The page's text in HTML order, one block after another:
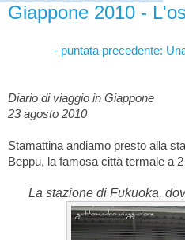
Giappone 2010 -
- puntata precedente:
Diario di viaggio in Giappone
23 agosto 2010
Stamattina andiamo presto alla
Beppu, la famosa città termale a
La stazione di Fukuoka,